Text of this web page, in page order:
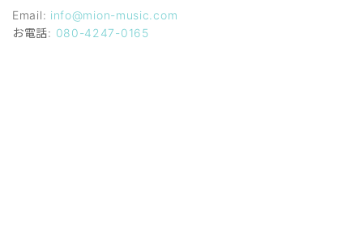
Email: info@mion-music.com
お電話: 080-4247-0165